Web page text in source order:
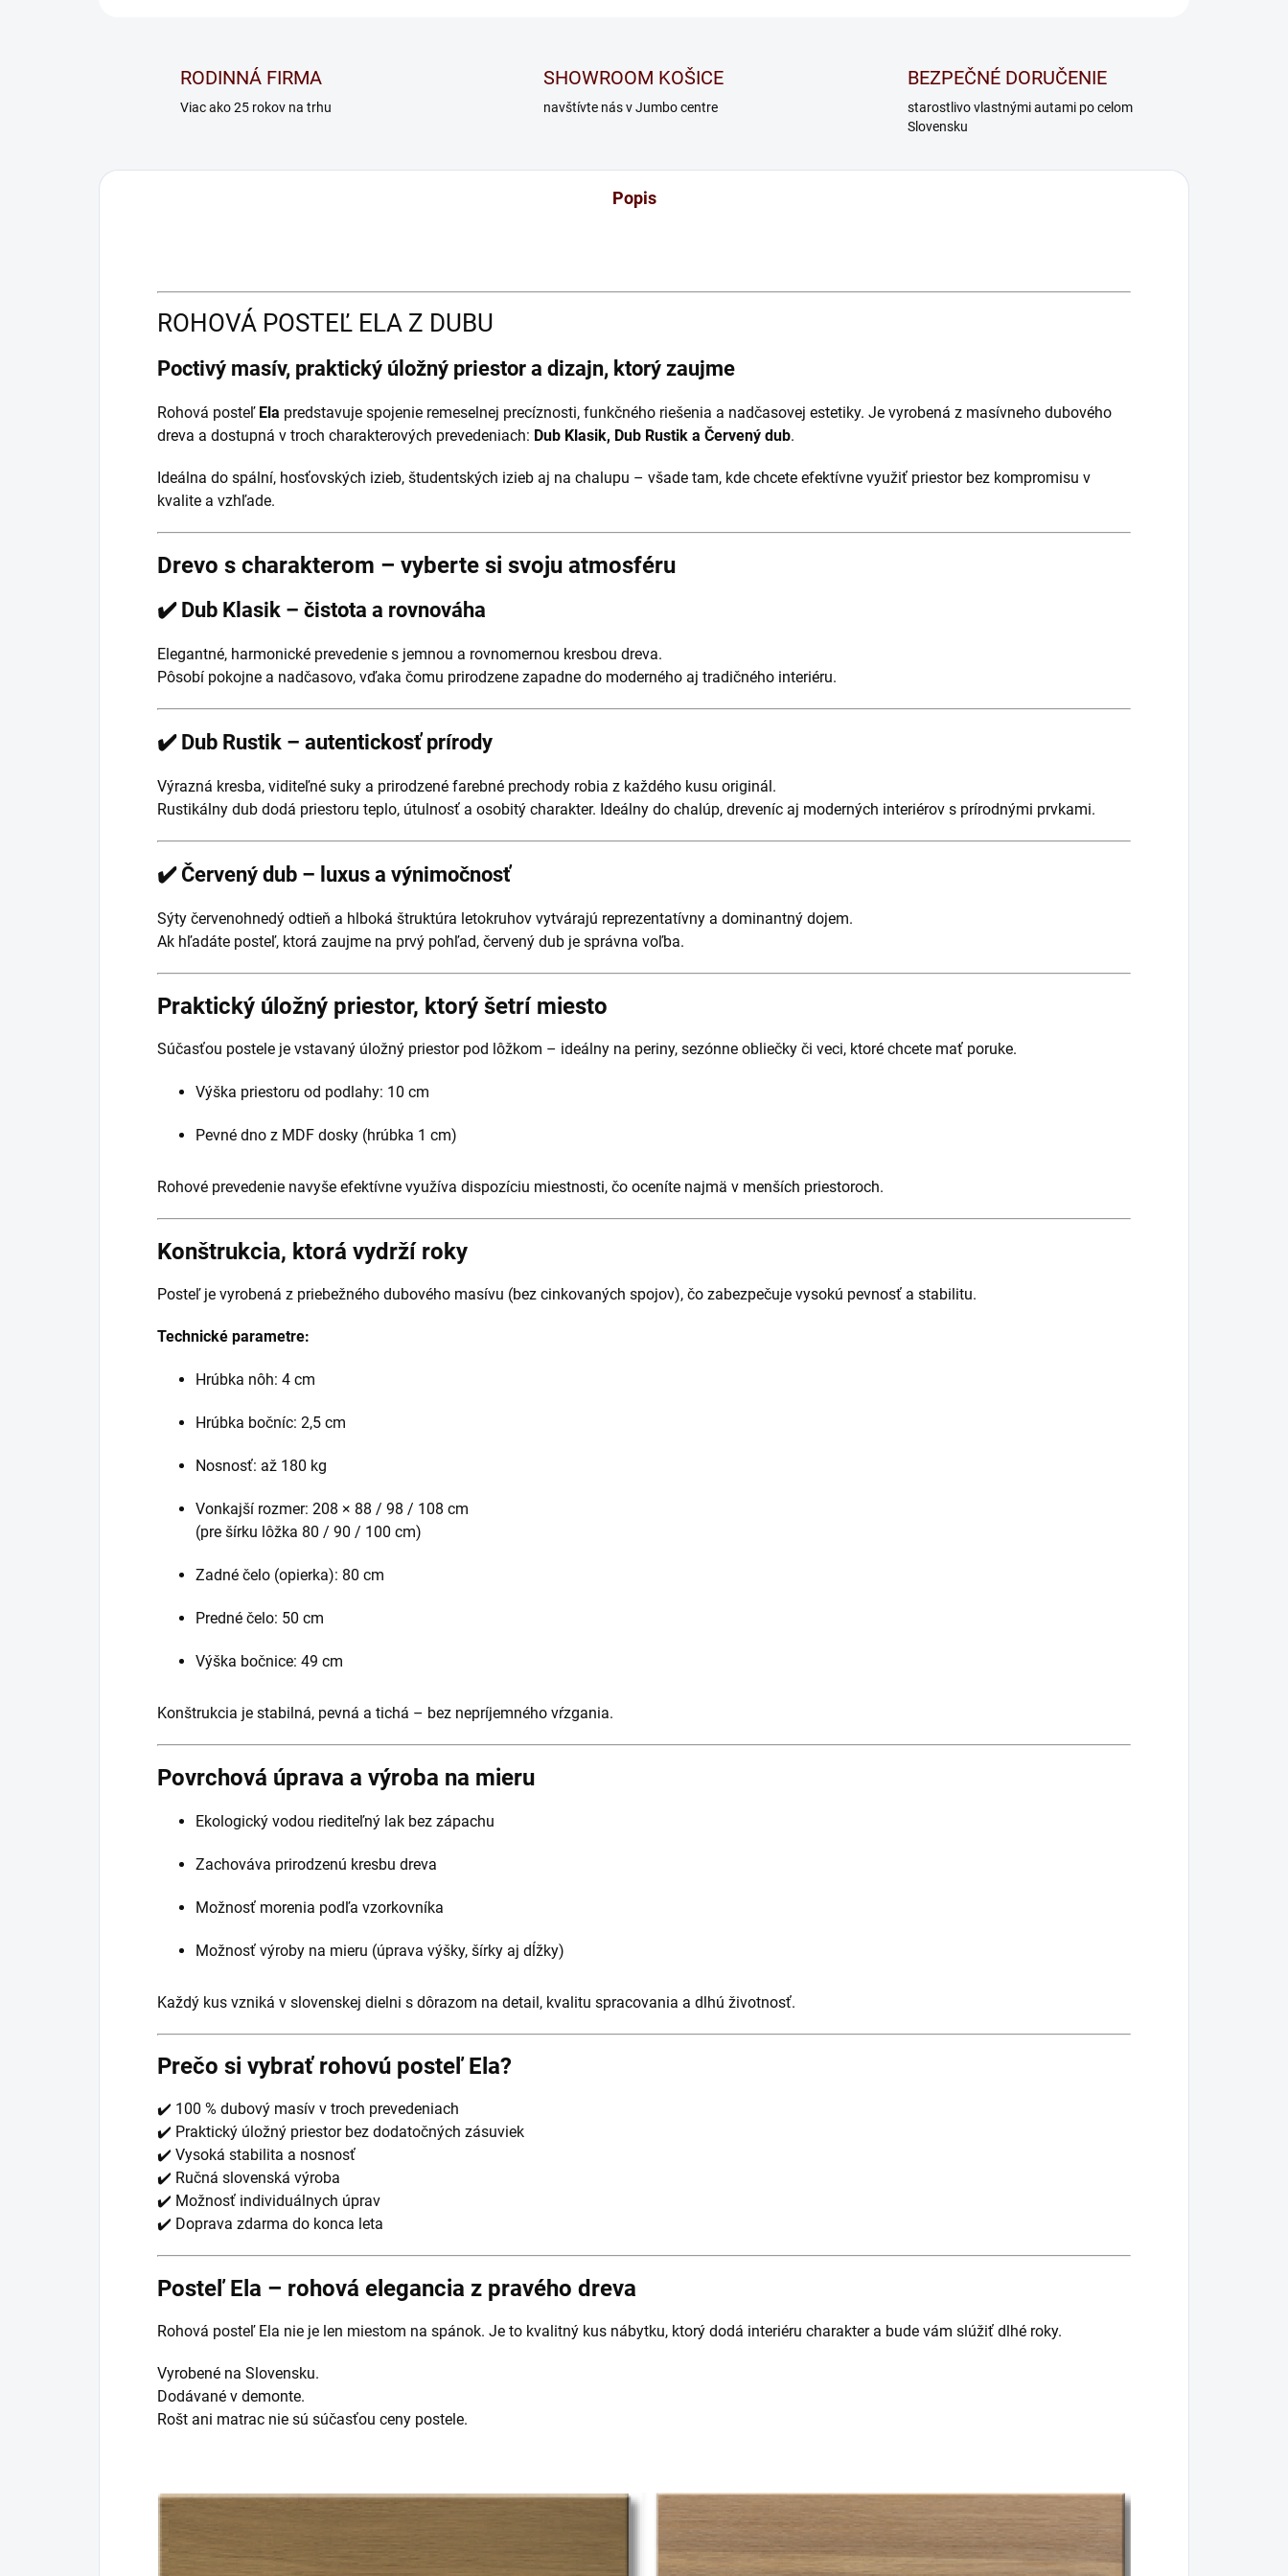
RODINNÁ FIRMA
Viac ako 25 rokov na trhu
SHOWROOM KOŠICE
navštívte nás v Jumbo centre
BEZPEČNÉ DORUČENIE
starostlivo vlastnými autami po celom
Slovensku
Popis
ROHOVÁ POSTEĽ ELA Z DUBU
Poctivý masív, praktický úložný priestor a dizajn, ktorý zaujme
Rohová posteľ Ela predstavuje spojenie remeselnej precíznosti, funkčného riešenia a nadčasovej estetiky. Je vyrobená z masívneho dubového
dreva a dostupná v troch charakterových prevedeniach: Dub Klasik, Dub Rustik a Červený dub.
Ideálna do spální, hosťovských izieb, študentských izieb aj na chalupu – všade tam, kde chcete efektívne využiť priestor bez kompromisu v
kvalite a vzhľade.
Drevo s charakterom – vyberte si svoju atmosféru
✔️ Dub Klasik – čistota a rovnováha
Elegantné, harmonické prevedenie s jemnou a rovnomernou kresbou dreva.
Pôsobí pokojne a nadčasovo, vďaka čomu prirodzene zapadne do moderného aj tradičného interiéru.
✔️ Dub Rustik – autentickosť prírody
Výrazná kresba, viditeľné suky a prirodzené farebné prechody robia z každého kusu originál.
Rustikálny dub dodá priestoru teplo, útulnosť a osobitý charakter. Ideálny do chalúp, dreveníc aj moderných interiérov s prírodnými prvkami.
✔️ Červený dub – luxus a výnimočnosť
Sýty červenohnedý odtieň a hlboká štruktúra letokruhov vytvárajú reprezentatívny a dominantný dojem.
Ak hľadáte posteľ, ktorá zaujme na prvý pohľad, červený dub je správna voľba.
Praktický úložný priestor, ktorý šetrí miesto
Súčasťou postele je vstavaný úložný priestor pod lôžkom – ideálny na periny, sezónne obliečky či veci, ktoré chcete mať poruke.
Výška priestoru od podlahy: 10 cm
Pevné dno z MDF dosky (hrúbka 1 cm)
Rohové prevedenie navyše efektívne využíva dispozíciu miestnosti, čo oceníte najmä v menších priestoroch.
Konštrukcia, ktorá vydrží roky
Posteľ je vyrobená z priebežného dubového masívu (bez cinkovaných spojov), čo zabezpečuje vysokú pevnosť a stabilitu.
Technické parametre:
Hrúbka nôh: 4 cm
Hrúbka bočníc: 2,5 cm
Nosnosť: až 180 kg
Vonkajší rozmer: 208 × 88 / 98 / 108 cm
(pre šírku lôžka 80 / 90 / 100 cm)
Zadné čelo (opierka): 80 cm
Predné čelo: 50 cm
Výška bočnice: 49 cm
Konštrukcia je stabilná, pevná a tichá – bez nepríjemného vŕzgania.
Povrchová úprava a výroba na mieru
Ekologický vodou riediteľný lak bez zápachu
Zachováva prirodzenú kresbu dreva
Možnosť morenia podľa vzorkovníka
Možnosť výroby na mieru (úprava výšky, šírky aj dĺžky)
Každý kus vzniká v slovenskej dielni s dôrazom na detail, kvalitu spracovania a dlhú životnosť.
Prečo si vybrať rohovú posteľ Ela?
✔️ 100 % dubový masív v troch prevedeniach
✔️ Praktický úložný priestor bez dodatočných zásuviek
✔️ Vysoká stabilita a nosnosť
✔️ Ručná slovenská výroba
✔️ Možnosť individuálnych úprav
✔️ Doprava zdarma do konca leta
Posteľ Ela – rohová elegancia z pravého dreva
Rohová posteľ Ela nie je len miestom na spánok. Je to kvalitný kus nábytku, ktorý dodá interiéru charakter a bude vám slúžiť dlhé roky.
Vyrobené na Slovensku.
Dodávané v demonte.
Rošt ani matrac nie sú súčasťou ceny postele.